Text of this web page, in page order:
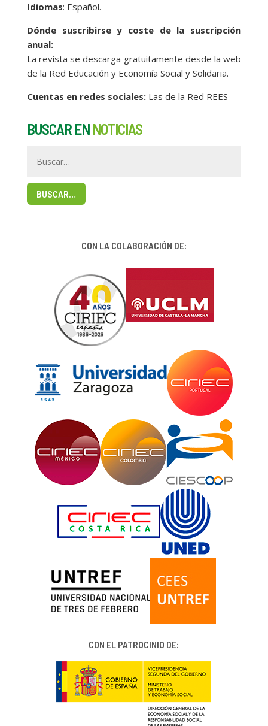
Idiomas: Español.
Dónde suscribirse y coste de la suscripción
anual:
La revista se descarga gratuitamente desde la web
de la Red Educación y Economía Social y Solidaria.
Cuentas en redes sociales: Las de la Red REES
BUSCAR EN NOTICIAS
BUSCAR…
CON LA COLABORACIÓN DE:
CON EL PATROCINIO DE: